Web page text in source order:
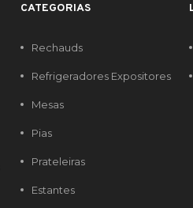
CATEGORIAS
Rechauds
Refrigeradores Expositores
Mesas
Pias
Prateleiras
Estantes